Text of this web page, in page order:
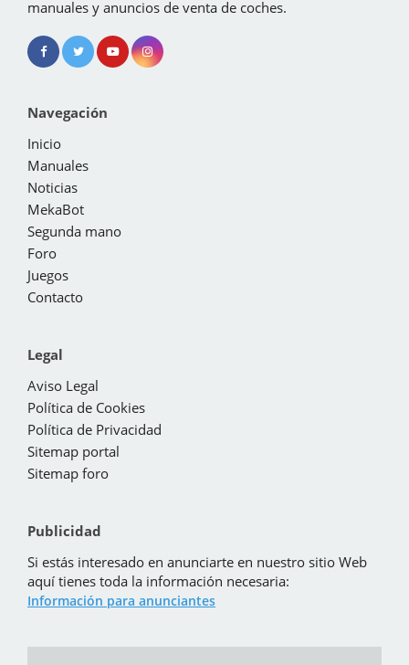
manuales y anuncios de venta de coches.
Navegación
Inicio
Manuales
Noticias
MekaBot
Segunda mano
Foro
Juegos
Contacto
Legal
Aviso Legal
Política de Cookies
Política de Privacidad
Sitemap portal
Sitemap foro
Publicidad
Si estás interesado en anunciarte en nuestro sitio Web
aquí tienes toda la información necesaria:
Información para anunciantes